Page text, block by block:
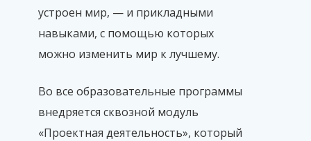
устроен мир, — и прикладными
навыками, с помощью которых
можно изменить мир к лучшему.
Во все образовательные программы
внедряется сквозной модуль
«Проектная деятельность», который